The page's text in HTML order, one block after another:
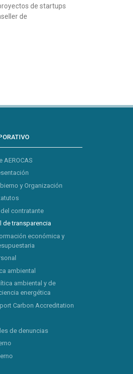
de startups
de
AEROCAS
y Organización
del contratante
de transparencia
económica y
ambiental
ambiental y de
energética
Carbon Accreditation
de denuncias